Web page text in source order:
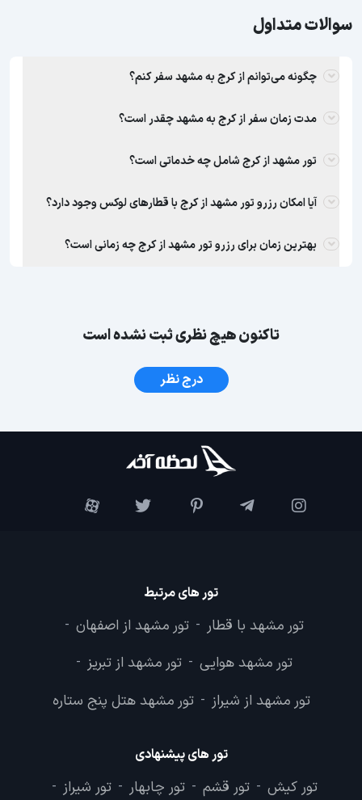
سوالات متداول
چگونه می‌توانم از کرج به مشهد سفر کنم؟
مدت زمان سفر از کرج به مشهد چقدر است؟
تور مشهد از کرج شامل چه خدماتی است؟
آیا امکان رزرو تور مشهد از کرج با قطارهای لوکس وجود دارد؟
بهترین زمان برای رزرو تور مشهد از کرج چه زمانی است؟
تاکنون هیچ نظری ثبت نشده است
درج نظر
تور های مرتبط
تور مشهد با قطار - تور مشهد از اصفهان -
تور مشهد هوایی - تور مشهد از تبریز -
تور مشهد از شیراز - تور مشهد هتل پنج ستاره
تور های پیشنهادی
تور کیش - تور قشم - تور چابهار - تور شیراز -